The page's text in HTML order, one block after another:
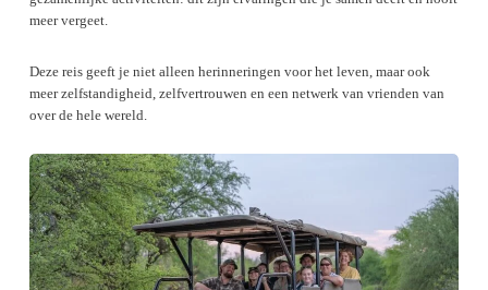
meer vergeet.
Deze reis geeft je niet alleen herinneringen voor het leven, maar ook
meer zelfstandigheid, zelfvertrouwen en een netwerk van vrienden van
over de hele wereld.